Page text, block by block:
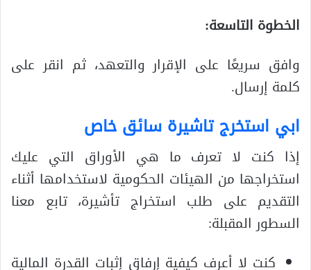
الخطوة التاسعة:
وافق سريعًا على الإقرار والتعهد، ثم انقر على
كلمة إرسال.
ابي استخرج تاشيرة سائق خاص
إذا كنت لا تعرف ما هي الأوراق التي عليك
استخراجها من الهيئات الحكومية لاستخدامها أثناء
التقديم على طلب استخراج تأشيرة، تابع معنا
السطور المقبلة:
كنت لا أعرف كيفية إرفاق إثبات القدرة المالية